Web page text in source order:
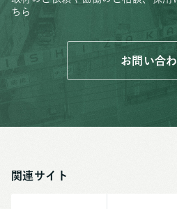
ちら
お問い合
関連サイト